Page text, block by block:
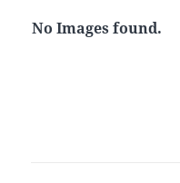
No Images found.